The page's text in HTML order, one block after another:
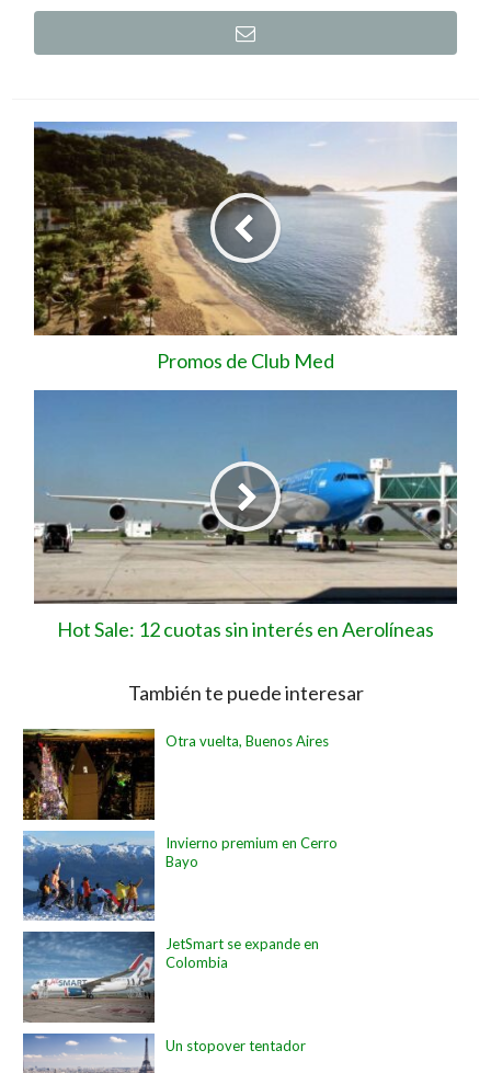
Promos de Club Med
Hot Sale: 12 cuotas sin interés en Aerolíneas
También te puede interesar
Otra vuelta, Buenos Aires
Invierno premium en Cerro
Bayo
JetSmart se expande en
Colombia
Un stopover tentador